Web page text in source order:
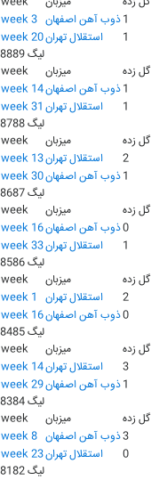
week 3 ذوب آهن اصفهان1
week 20استقلال تهران 1
لیگ 8889
week
میزبان گل زده
week 14ذوب آهن اصفهان1
week 31 استقلال تهران 1
لیگ 8788
week
میزبان گل زده
week 13استقلال تهران 2
week 30ذوب آهن اصفهان1
لیگ 8687
week
میزبان گل زده
week 16ذوب آهن اصفهان0
week 33استقلال تهران 1
لیگ 8586
week
میزبان گل زده
week 1 استقلال تهران 2
week 16ذوب آهن اصفهان0
لیگ 8485
week
میزبان گل زده
week 14استقلال تهران 3
week 29ذوب آهن اصفهان1
لیگ 8384
week
میزبان گل زده
week 8 ذوب آهن اصفهان3
week 23استقلال تهران 0
لیگ 8182